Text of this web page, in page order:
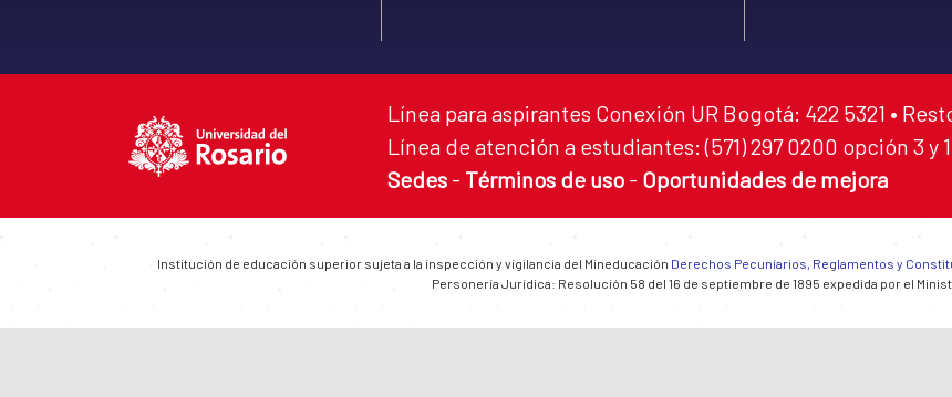
Línea para aspirantes Conexión UR Bogotá: 422 5321 •
Línea de atención a estudiantes: (571) 297 0200 opción 3 y
Sedes - Términos de uso - Oportunidades de mejora
Institución de educación superior sujeta a la inspección y vigilancia del Mineducación Derechos Pecuniarios, Reglamentos y
Personería Jurídica: Resolución 58 del 16 de septiembre de 1895 expedida por el